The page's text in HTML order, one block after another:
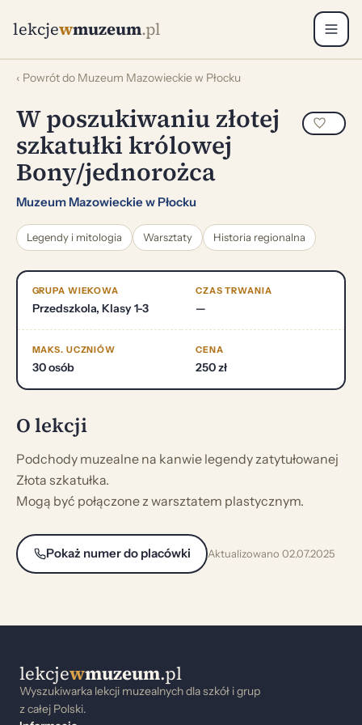
lekcjewmuzeum.pl
‹ Powrót do Muzeum Mazowieckie w Płocku
W poszukiwaniu złotej
szkatułki królowej
Bony/jednorożca
Muzeum Mazowieckie w Płocku
Legendy i mitologia Warsztaty Historia regionalna
GRUPA WIEKOWA
Przedszkola, Klasy 1-3
CZAS TRWANIA
—
MAKS. UCZNIÓW
30 osób
CENA
250 zł
O lekcji
Podchody muzealne na kanwie legendy zatytułowanej
Złota szkatułka.
Mogą być połączone z warsztatem plastycznym.
Pokaż numer do placówki Aktualizowano 02.07.2025
lekcjewmuzeum.pl
Wyszukiwarka lekcji muzealnych dla szkół i grup
z całej Polski.